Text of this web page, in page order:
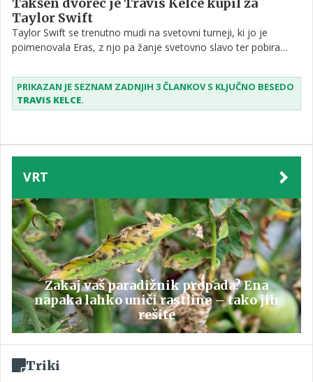
Taylor Swift
Taylor Swift se trenutno mudi na svetovni turneji, ki jo je
poimenovala Eras, z njo pa žanje svetovno slavo ter pobira
zasebno življenje. Da je nadvse srečna v zvezi z igralcem
ameriškega nogometa, Travisom Kelcejem, ni več nobena
skrivnost, zaljubljenca pa naj bi precej kmalu skupaj tudi že
PRIKAZAN JE SEZNAM ZADNJIH 3 ČLANKOV S KLJUČNO BESEDO
TRAVIS KELCE.
VRT
Zakaj vaš paradižnik propada? Ena
napaka lahko uniči rastline – tako jih
rešite
Triki